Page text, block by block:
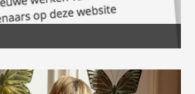
je aan
nieuwsbrief